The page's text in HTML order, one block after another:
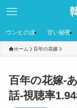
ウンヒの涙 甘い秘密
ホーム 百年の花嫁
百年の花嫁-
話-視聴率